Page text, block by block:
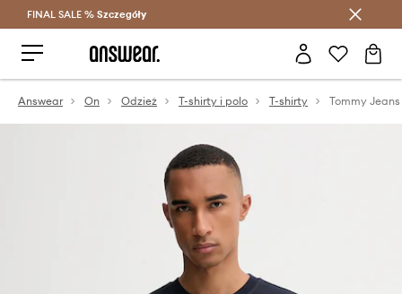
Oszczędzaj z Answear Club >
FINAL SALE % Szczegóły
Answear On Odzież T-shirty i polo T-shirty